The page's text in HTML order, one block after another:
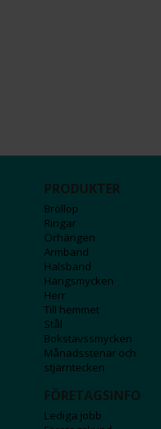
PRODUKTER
Bröllop
Ringar
Örhängen
Armband
Halsband
Hängsmycken
Herr
Till hemmet
Stål
Bokstavssmycken
Månadsstenar och
stjärntecken
FÖRETAGSINFO
Lediga jobb